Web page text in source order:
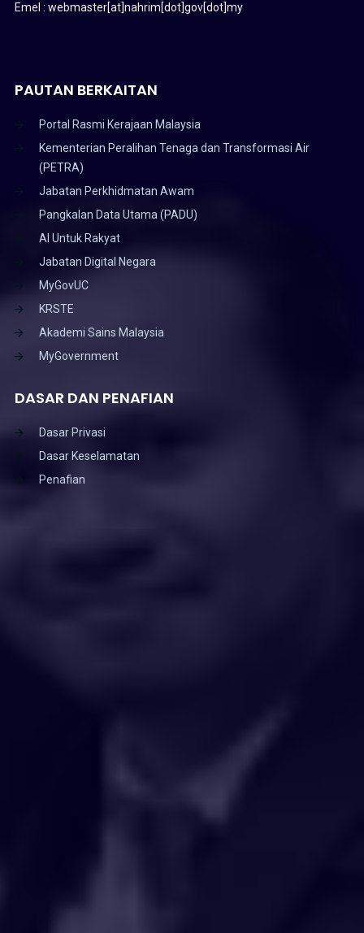
Emel : webmaster[at]nahrim[dot]gov[dot]my
PAUTAN BERKAITAN
Portal Rasmi Kerajaan Malaysia
Kementerian Peralihan Tenaga dan Transformasi Air
(PETRA)
Jabatan Perkhidmatan Awam
Pangkalan Data Utama (PADU)
AI Untuk Rakyat
Jabatan Digital Negara
MyGovUC
KRSTE
Akademi Sains Malaysia
MyGovernment
DASAR DAN PENAFIAN
Dasar Privasi
Dasar Keselamatan
Penafian